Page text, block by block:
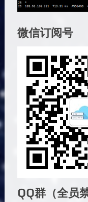
微信订阅号
QQ群（全员